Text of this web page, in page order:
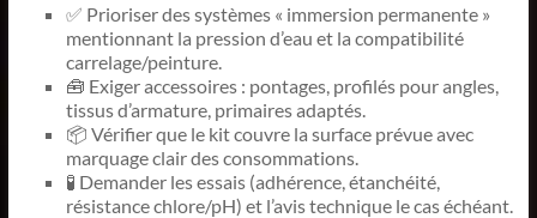
✅ Prioriser des systèmes « immersion permanente »
mentionnant la pression d’eau et la compatibilité
carrelage/peinture.
🧰 Exiger accessoires : pontages, profilés pour angles,
tissus d’armature, primaires adaptés.
📦 Vérifier que le kit couvre la surface prévue avec
marquage clair des consommations.
🧪 Demander les essais (adhérence, étanchéité,
résistance chlore/pH) et l’avis technique le cas échéant.